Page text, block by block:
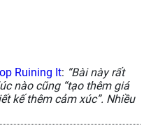
Ruining It: “Bài này rất
nào cũng “tạo thêm giá
kế thêm cảm xúc”. Nhiều